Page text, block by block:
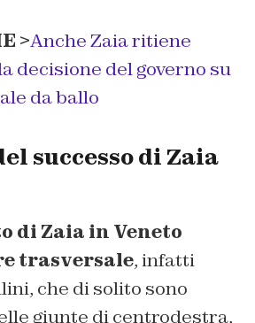
>Anche Zaia ritiene
decisione del governo su
da ballo
successo di Zaia
di Zaia in Veneto
trasversale, infatti
che di solito sono
giunte di centrodestra,